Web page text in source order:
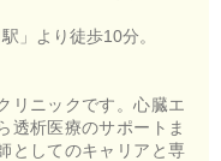
」より徒歩10分。
リニックです。心臓エ
透析医療のサポートま
としてのキャリアと専